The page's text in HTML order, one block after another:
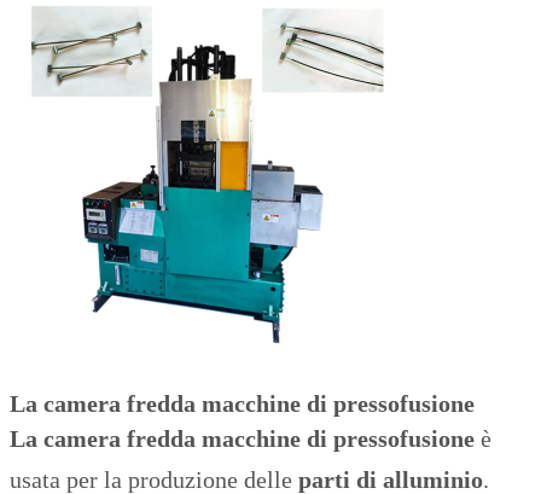
La camera fredda macchine di pressofusione
La camera fredda macchine di pressofusione è
usata per la produzione delle parti di alluminio.